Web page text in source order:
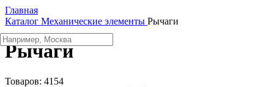
Главная
Каталог Механические элементы Рычаги
Рычаги
Товаров: 4154